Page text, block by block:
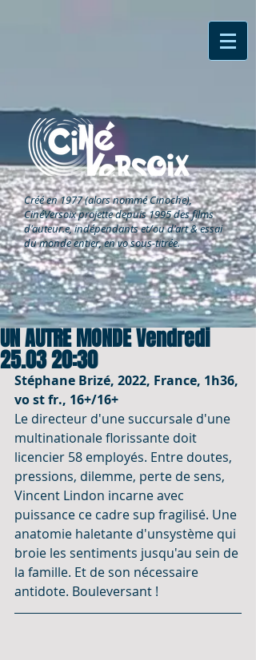
Créé en 1977 (alors nommé Cinoche),
CinéVersoixprojette depuis 1995 des films
d'auteur.e, indépendants et/ou d'art & essai
du monde entier, en vo sous-titrée.
UN AUTRE MONDE Vendredi
25.03 20:30
Stéphane Brizé, 2022, France, 1h36,
vo st fr., 16+/16+
Le directeur d'une succursale d'une
multinationale florissante doit
licencier 58 employés. Entre doutes,
pressions, dilemme, perte de sens,
Vincent Lindon incarne avec
puissance ce cadre sup fragilisé. Une
anatomie haletante d'unsystème qui
broie les sentiments jusqu'au sein de
la famille. Et de son nécessaire
antidote. Bouleversant !